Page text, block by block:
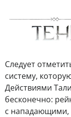
Следует
систему,
Действиями
бесконечно:
с нападающими,